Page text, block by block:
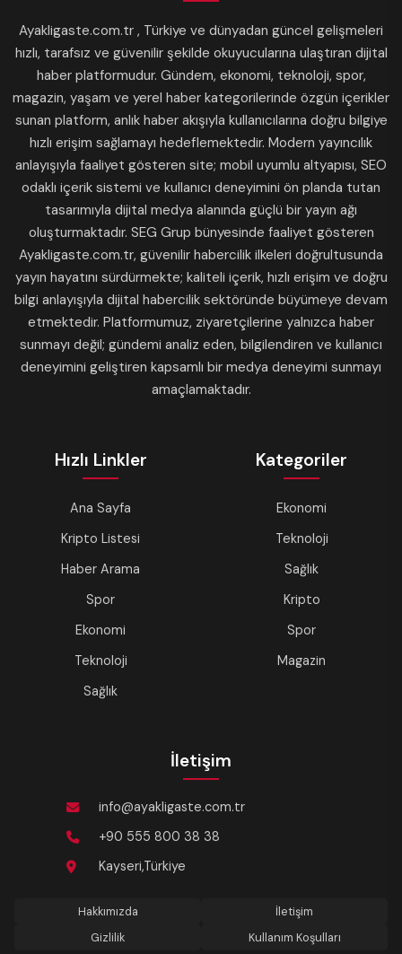
Ayakligaste.com.tr , Türkiye ve dünyadan güncel gelişmeleri
hızlı, tarafsız ve güvenilir şekilde okuyucularına ulaştıran dijital
haber platformudur. Gündem, ekonomi, teknoloji, spor,
magazin, yaşam ve yerel haber kategorilerinde özgün içerikler
sunan platform, anlık haber akışıyla kullanıcılarına doğru bilgiye
hızlı erişim sağlamayı hedeflemektedir. Modern yayıncılık
anlayışıyla faaliyet gösteren site; mobil uyumlu altyapısı, SEO
odaklı içerik sistemi ve kullanıcı deneyimini ön planda tutan
tasarımıyla dijital medya alanında güçlü bir yayın ağı
oluşturmaktadır. SEG Grup bünyesinde faaliyet gösteren
Ayakligaste.com.tr, güvenilir habercilik ilkeleri doğrultusunda
yayın hayatını sürdürmekte; kaliteli içerik, hızlı erişim ve doğru
bilgi anlayışıyla dijital habercilik sektöründe büyümeye devam
etmektedir. Platformumuz, ziyaretçilerine yalnızca haber
sunmayı değil; gündemi analiz eden, bilgilendiren ve kullanıcı
deneyimini geliştiren kapsamlı bir medya deneyimi sunmayı
amaçlamaktadır.
Hızlı Linkler
Ana Sayfa
Kripto Listesi
Haber Arama
Spor
Ekonomi
Teknoloji
Sağlık
Kategoriler
Ekonomi
Teknoloji
Sağlık
Kripto
Spor
Magazin
İletişim
info@ayakligaste.com.tr
+90 555 800 38 38
Kayseri,Türkiye
Hakkımızda
İletişim
Gizlilik
Kullanım Koşulları